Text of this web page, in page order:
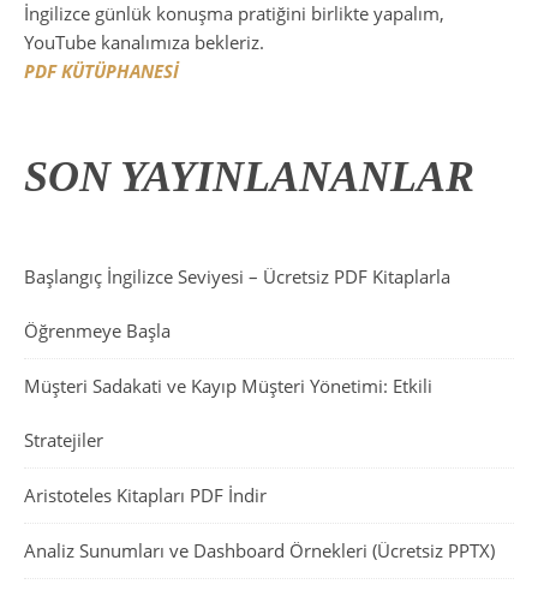
İngilizce günlük konuşma pratiğini birlikte yapalım,
YouTube kanalımıza bekleriz.
PDF KÜTÜPHANESİ
SON YAYINLANANLAR
Başlangıç İngilizce Seviyesi – Ücretsiz PDF Kitaplarla
Öğrenmeye Başla
Müşteri Sadakati ve Kayıp Müşteri Yönetimi: Etkili
Stratejiler
Aristoteles Kitapları PDF İndir
Analiz Sunumları ve Dashboard Örnekleri (Ücretsiz PPTX)